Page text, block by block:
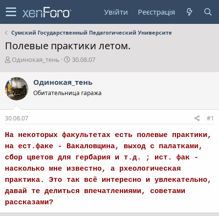
Увійти Реєстрація
Сумский Государственный Педагогический Университе
Полевые практики летом.
А
т
о
р
т
е
м
Одинокая_тень
Д
а
с
в
е
н
30.08.07
Одинокая_тень
Обитательница гаража
30.08.07 #1
На некоторых факультетах есть полевые практики,
на ест.факе - Вакаловщина, выход с палатками,
сбор цветов для гербария и т.д. ; ист. фак -
насколько мне известно, а рхеологическая
практика. Это так всё интересно и увлекательно,
давай те делиться впечатлениями, советами
рассказами?